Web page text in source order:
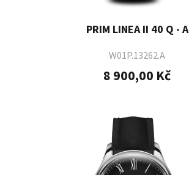
PRIM LINEA II 40 Q - A
W01P.13262.A
8 900,00 Kč